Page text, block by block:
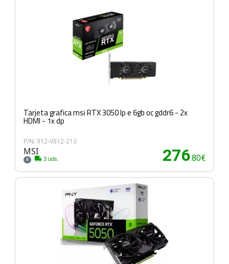
Tarjeta grafica msi RTX 3050 lp e 6gb oc gddr6 - 2x
HDMI - 1x dp
P/N: 912-V812-213
MSI
4 3 uds. 276.80€